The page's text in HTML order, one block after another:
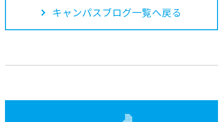
キャンパスブログ一覧へ戻る